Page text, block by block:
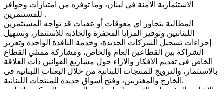
الاستثمارية الآمنة في لبنان، وما توفره من امتيازات وحوافز
للمستثمرين .
المطالبة بتجاوز اي معوقات أو عقبات قد تواجه المستثمرين
اللبنانيين وتوفير المزايا المحفزة والجاذبة للاستثمار، وتسهيل
إجراءات تسجيل الشركات الجديدة، وخدمة النافذة الواحدة وتعزيز
الشراكة بين القطاعين العام والخاص، ومشاركة ممثلي القطاع
الخاص في تقديم الأفكار والآراء حول مشاريع القوانين ذات العلاقة
بالاستثمار، والترويج للمنتجات اللبنانية من خلال البعثات اللبنانية في
الخارج والمغتربين، وفتح أسواق جديدة للمنتجات اللبنانية.